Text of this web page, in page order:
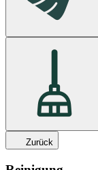
Zurück